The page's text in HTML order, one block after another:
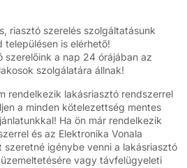
riasztó szerelés szolgáltatásunk
településen is elérhető!
szerelőink a nap 24 órájában az
szolgálatára állnak!
rendelkezik lakásriasztó rendszerrel
a minden kötelezettség mentes
Ha ön már rendelkezik
és az Elektronika Vonala
igénybe venni a lakásriasztó
vagy távfelügyeleti